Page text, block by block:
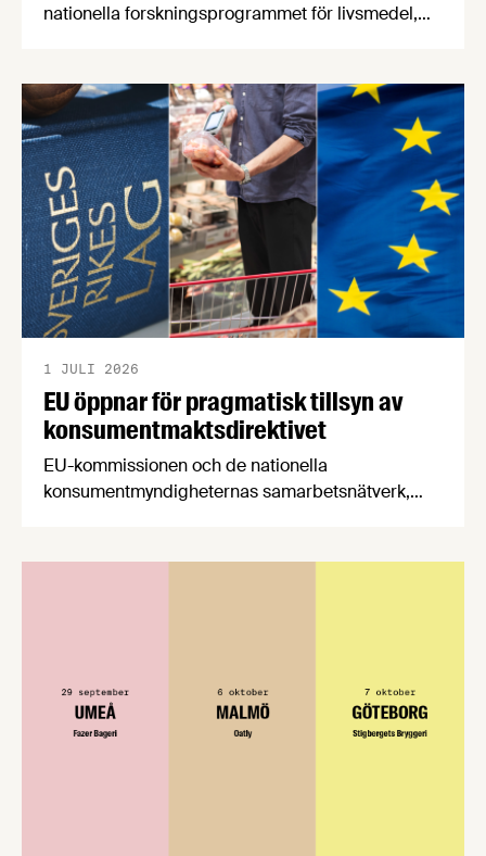
nationella forskningsprogrammet för livsmedel,
en motståndskraftig livsmedelsförsörjning", och
båda syftar till att bana väg för innovationer som
stärker Sveriges livsmedelsförsörjning.
EU öppnar för pragmatisk tillsyn av
konsumentmaktsdirektivet
1 JULI 2026
EU-kommissionen och de nationella
konsumentmyndigheternas samarbetsnätverk,